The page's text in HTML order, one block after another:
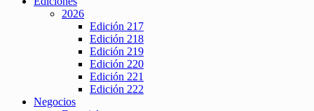
2026
Edición 217
Edición 218
Edición 219
Edición 220
Edición 221
Edición 222
Negocios